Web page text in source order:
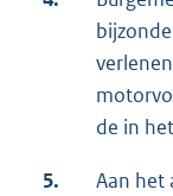
de in
5.
Aan het